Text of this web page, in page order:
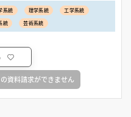
系統 理学系統
工学系統
統 芸術系統
資料請求ができません